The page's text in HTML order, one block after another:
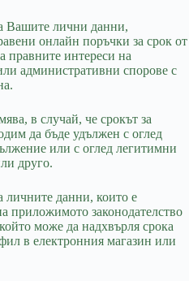
Вашите лични данни,
онлайн поръчки за срок от
правните интереси на
административни спорове с
в случай, че срокът за
да бъде удължен с оглед
или с оглед легитимни
друго.
личните данни, които е
приложимото законодателство
може да надхвърля срока
в електронния магазин или